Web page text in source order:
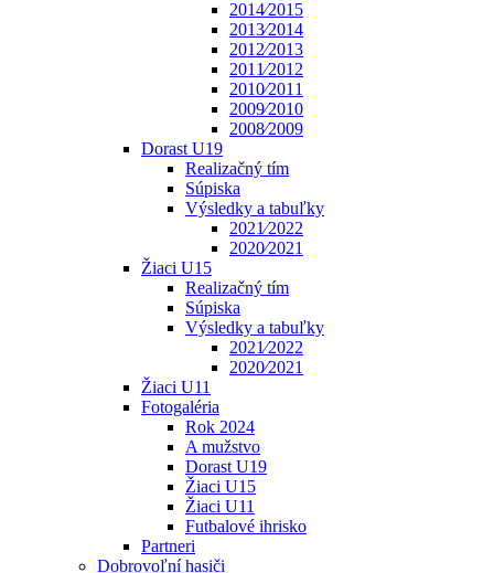
2014⁄2015
2013⁄2014
2012⁄2013
2011⁄2012
2010⁄2011
2009⁄2010
2008⁄2009
Dorast U19
Realizačný tím
Súpiska
Výsledky a tabuľky
2021⁄2022
2020⁄2021
Žiaci U15
Realizačný tím
Súpiska
Výsledky a tabuľky
2021⁄2022
2020⁄2021
Žiaci U11
Fotogaléria
Rok 2024
A mužstvo
Dorast U19
Žiaci U15
Žiaci U11
Futbalové ihrisko
Partneri
Dobrovoľní hasiči